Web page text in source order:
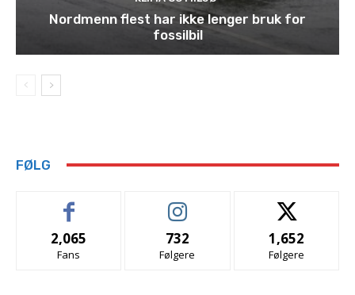
Nordmenn flest har ikke lenger bruk for
fossilbil
FØLG
2,065
Fans
732
Følgere
1,652
Følgere